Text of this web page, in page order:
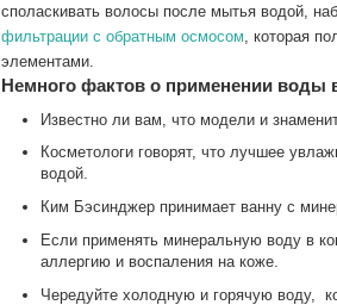
споласкивать волосы после мытья водой,
фильтрации с обратным осмосом , которая
элементами.
Немного фактов о применении воды
Известно ли вам, что модели и
Косметологи говорят, что лучшее
водой.
Ким Бэсинджер принимает ванну с
Если применять минеральную воду в
аллергию и воспаления на коже.
Чередуйте холодную и горячую воду,